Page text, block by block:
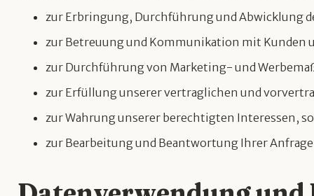
zur Erbringung, Durchführung und Abwicklung
zur Betreuung und Kommunikation mit Kunden
zur Durchführung von Marketing- und
zur Erfüllung unserer vertraglichen und
zur Wahrung unserer berechtigten Interessen,
zur Bearbeitung und Beantwortung Ihrer